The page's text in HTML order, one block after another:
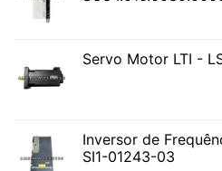
Servo Motor LTI -
Inversor de
SI1-01243-03